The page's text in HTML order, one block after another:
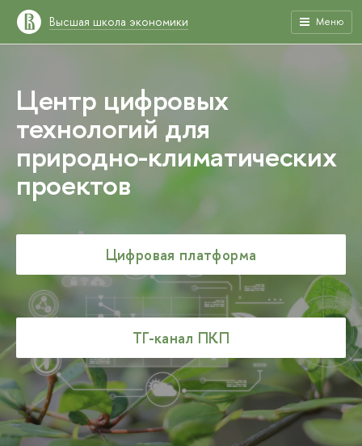
Высшая школа экономики Меню
Центр цифровых
технологий для
природно-климатических
проектов
Цифровая платформа
ТГ-канал ПКП